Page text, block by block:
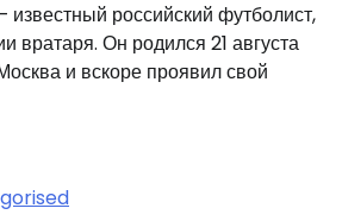
известный российский футболист,
вратаря. Он родился 21 августа
и вскоре проявил свой